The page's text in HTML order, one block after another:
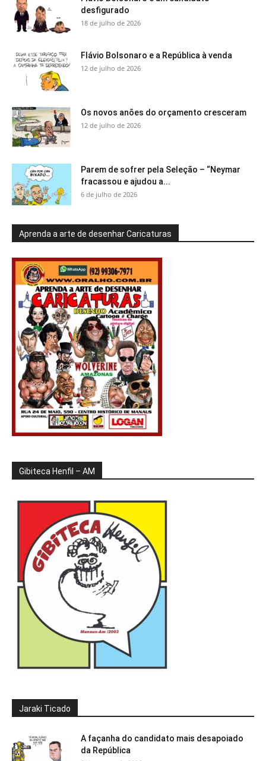
desfigurado
18 de julho de 2026
Flávio Bolsonaro e a República à venda
12 de julho de 2026
Os novos anões do orçamento cresceram
12 de julho de 2026
Parem de sofrer pela Seleção – “Neymar
fracassou e ajudou a...
6 de julho de 2026
Aprenda a arte de desenhar Caricaturas
Gibiteca Henfil – AM
Jaraki Ticado
A façanha do candidato mais desapoiado
da República